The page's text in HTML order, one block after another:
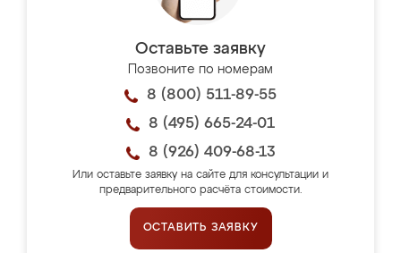
Оставьте заявку
Позвоните по номерам
8 (800) 511-89-55
8 (495) 665-24-01
8 (926) 409-68-13
Или оставьте заявку на сайте для консультации и
предварительного расчёта стоимости.
ОСТАВИТЬ ЗАЯВКУ